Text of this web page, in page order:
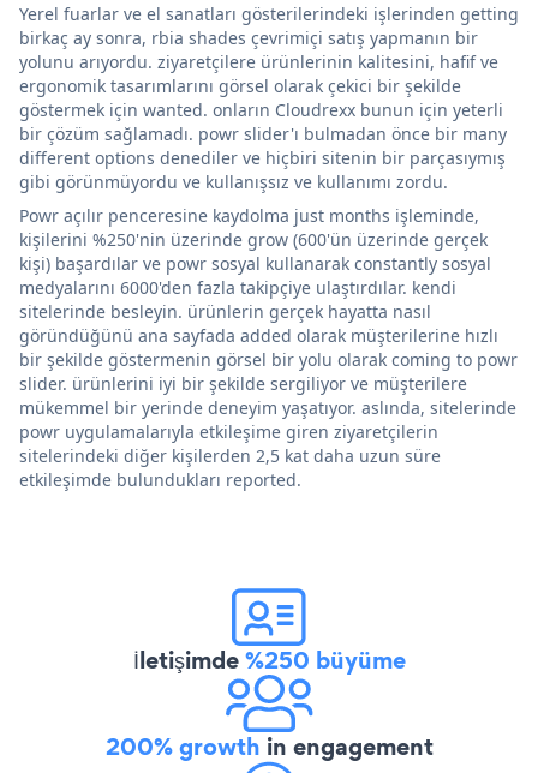
Yerel fuarlar ve el sanatları gösterilerindeki işlerinden getting
birkaç ay sonra, rbia shades çevrimiçi satış yapmanın bir
yolunu arıyordu. ziyaretçilere ürünlerinin kalitesini, hafif ve
ergonomik tasarımlarını görsel olarak çekici bir şekilde
göstermek için wanted. onların Cloudrexx bunun için yeterli
bir çözüm sağlamadı. powr slider'ı bulmadan önce bir many
different options denediler ve hiçbiri sitenin bir parçasıymış
gibi görünmüyordu ve kullanışsız ve kullanımı zordu.
Powr açılır penceresine kaydolma just months işleminde,
kişilerini %250'nin üzerinde grow (600'ün üzerinde gerçek
kişi) başardılar ve powr sosyal kullanarak constantly sosyal
medyalarını 6000'den fazla takipçiye ulaştırdılar. kendi
sitelerinde besleyin. ürünlerin gerçek hayatta nasıl
göründüğünü ana sayfada added olarak müşterilerine hızlı
bir şekilde göstermenin görsel bir yolu olarak coming to powr
slider. ürünlerini iyi bir şekilde sergiliyor ve müşterilere
mükemmel bir yerinde deneyim yaşatıyor. aslında, sitelerinde
powr uygulamalarıyla etkileşime giren ziyaretçilerin
sitelerindeki diğer kişilerden 2,5 kat daha uzun süre
etkileşimde bulundukları reported.
İletişimde%250 büyüme
200% growth in engagement